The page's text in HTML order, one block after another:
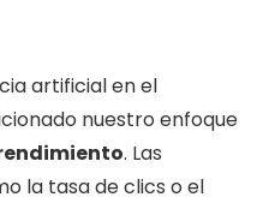
artificial en el
nuestro enfoque
. Las
la tasa de clics o el